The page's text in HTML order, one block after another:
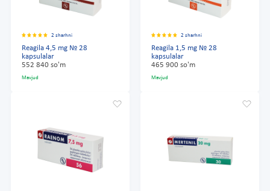
2 sharhni
Reagila 4,5 mg № 28
kapsulalar
552 840 so'm
Mavjud
2 sharhni
Reagila 1,5 mg № 28
kapsulalar
465 900 so'm
Mavjud